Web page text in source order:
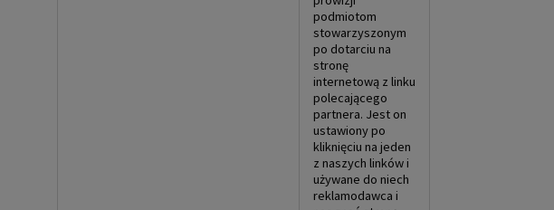
podmiotom
stowarzyszonym
po dotarciu na
stronę
internetową z linku
polecającego
partnera. Jest on
ustawiony po
kliknięciu na jeden
z naszych linków i
używane do niech
reklamodawca i